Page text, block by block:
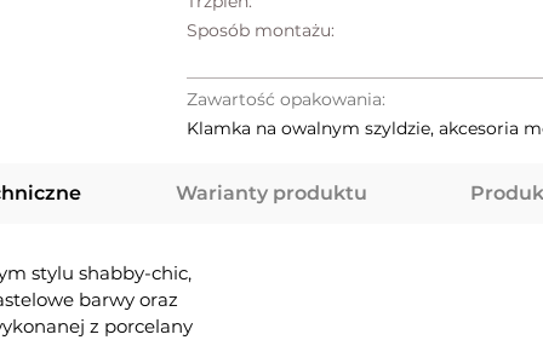
Sposób montażu:
Zawartość opakowania:
Klamka na owalnym szyldzie, akcesoria
Warianty produktu
stylu shabby-chic,
barwy oraz
z porcelany